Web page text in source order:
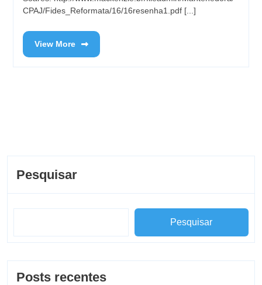
CPAJ/Fides_Reformata/16/16resenha1.pdf [...]
View More
Pesquisar
Pesquisar
Posts recentes